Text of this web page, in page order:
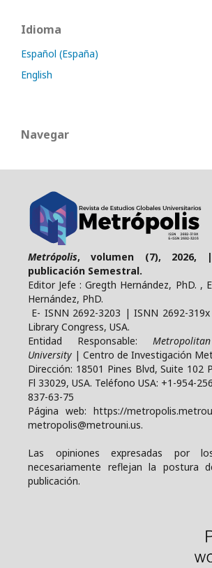
Idioma
Español (España)
English
Navegar
Metrópolis, volumen (7), 2026,
publicación Semestral.
Editor Jefe : Gregth Hernández, PhD. ,
Hernández, PhD.
E- ISNN 2692-3203 | ISNN 2692-
Library Congress, USA.
Entidad Responsable:
University | Centro de Investigación
Dirección: 18501 Pines Blvd, Suite 102
Fl 33029, USA. Teléfono USA: +1-954-
837-63-75
Página web: https://
metropolis@metrouni.us.
Las opiniones expresadas por
necesariamente reflejan la postura
publicación.